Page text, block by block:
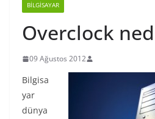
BILGISAYAR
Overclock
09 Ağustos 2012
Bilgisa
yar
dünya